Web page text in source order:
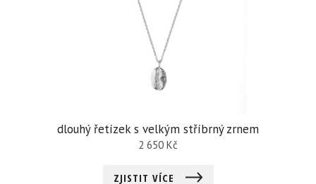
dlouhý řetízek s velkým stříbrný zrnem
2 650 Kč
ZJISTIT VÍCE